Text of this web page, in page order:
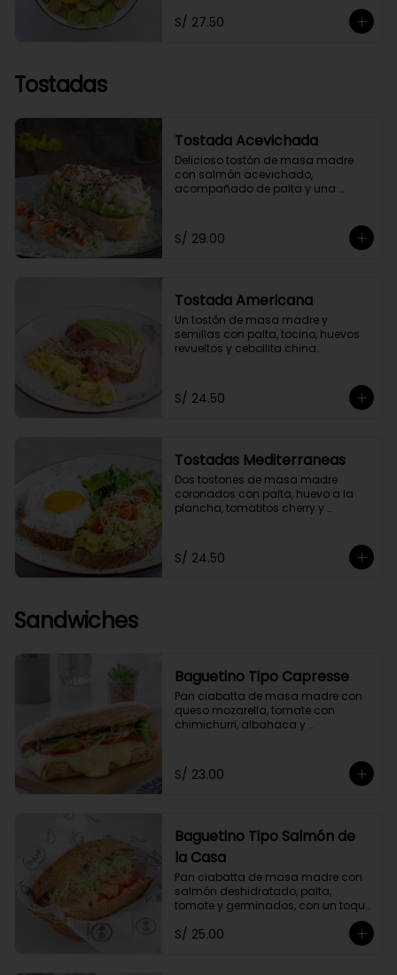
S/ 27.50
Tostadas
Tostada Acevichada
Delicioso tostón de masa madre
con salmón acevichado,
acompañado de palta y una
salsa acevichada a nuestro estilo
saludable.
S/ 29.00
Tostada Americana
Un tostón de masa madre y
semillas con palta, tocino, huevos
revueltos y cebollita china.
S/ 24.50
Tostadas Mediterraneas
Dos tostones de masa madre
coronados con palta, huevo a la
plancha, tomatitos cherry y
S/ 24.50
Sandwiches
Baguetino Tipo Capresse
Pan ciabatta de masa madre con
queso mozarella, tomate con
chimichurri, albahaca y
S/ 23.00
Baguetino Tipo Salmón de
la Casa
Pan ciabatta de masa madre con
salmón deshidratado, palta,
tomate y germinados, con un toque
cebolla china.
S/ 25.00